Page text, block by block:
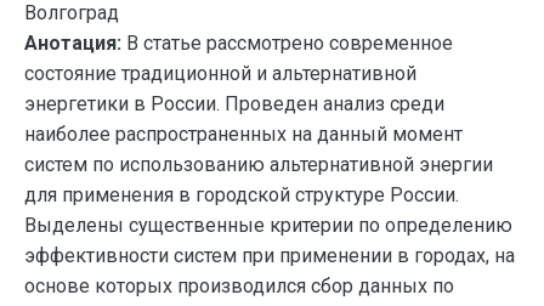
Волгоград
Анотация: В статье рассмотрено современное
состояние традиционной и альтернативной
энергетики в России. Проведен анализ среди
наиболее распространенных на данный момент
систем по использованию альтернативной энергии
для применения в городской структуре России.
Выделены существенные критерии по определению
эффективности систем при применении в городах, на
основе которых производился сбор данных по